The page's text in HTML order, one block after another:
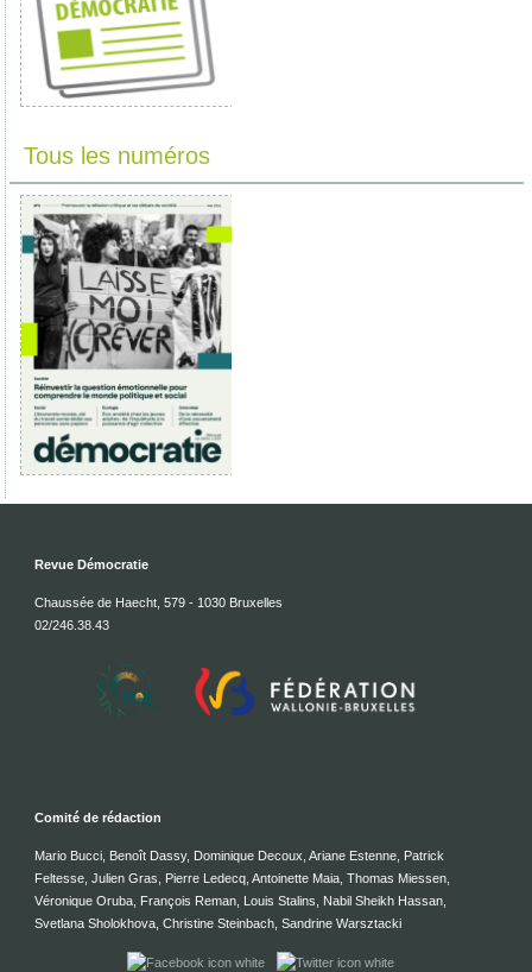
Tous les numéros
Revue Démocratie
Chaussée de Haecht, 579 - 1030 Bruxelles
02/246.38.43
Comité de rédaction
Mario Bucci, Benoît Dassy, Dominique Decoux, Ariane Estenne, Patrick
Feltesse, Julien Gras, Pierre Ledecq, Antoinette Maia, Thomas Miessen,
Véronique Oruba, François Reman, Louis Stalins, Nabil Sheikh Hassan,
Svetlana Sholokhova, Christine Steinbach, Sandrine Warsztacki